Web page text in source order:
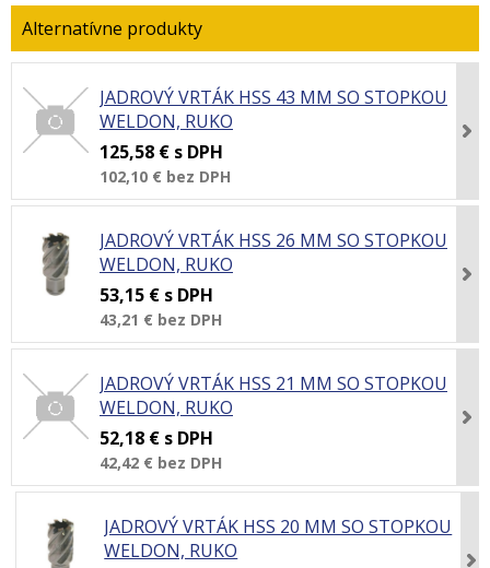
JADROVÝ VRTÁK HSS 43 MM SO STOPKOU
WELDON, RUKO
125,58 € s DPH
102,10 € bez DPH
JADROVÝ VRTÁK HSS 26 MM SO STOPKOU
WELDON, RUKO
53,15 € s DPH
43,21 € bez DPH
JADROVÝ VRTÁK HSS 21 MM SO STOPKOU
WELDON, RUKO
52,18 € s DPH
42,42 € bez DPH
JADROVÝ VRTÁK HSS 20 MM SO STOPKOU
WELDON, RUKO